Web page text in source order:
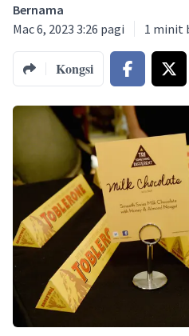
Bernama
Mac 6, 2023 3:26 pagi
1 minit
Kongsi